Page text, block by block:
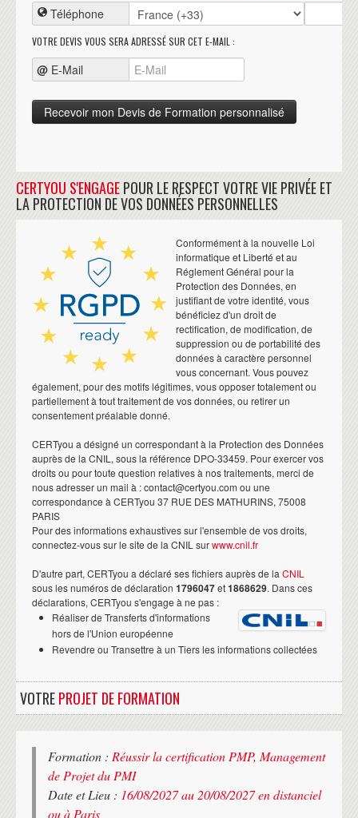
Téléphone
VOTRE DEVIS VOUS SERA ADRESSÉ SUR CET E-MAIL :
@ E-Mail
CERTYOU S'ENGAGEPOUR LE RESPECT VOTRE VIE PRIVÉE ET
LA PROTECTION DE VOS DONNÉES PERSONNELLES
Conformément à la nouvelle Loi
informatique et Liberté et au
Réglement Général pour la
Protection des Données, en
justifiant de votre identité, vous
bénéficiez d'un droit de
rectification, de modification, de
suppression ou de portabilité des
données à caractère personnel
vous concernant. Vous pouvez
également, pour des motifs légitimes, vous opposer totalement ou
partiellement à tout traitement de vos données, ou retirer un
consentement préalable donné.
CERTyou a désigné un correspondant à la Protection des Données
auprès de la CNIL, sous la référence DPO-33459. Pour exercer vos
droits ou pour toute question relatives à nos traitements, merci de
nous adresser un mail à : contact@certyou.com ou une
correspondance à CERTyou 37 RUE DES MATHURINS, 75008
PARIS
Pour des informations exhaustives sur l'ensemble de vos droits,
connectez-vous sur le site de la CNIL surwww.cnil.fr
D'autre part, CERTyou a déclaré ses fichiers auprès de la CNIL
sous les numéros de déclaration 1796047et1868629. Dans ces
déclarations, CERTyou s'engage à ne pas :
Réaliser de Transferts d'informations
hors de l'Union européenne
Revendre ou Transettre à un Tiers les informations collectées
VOTREPROJET DE FORMATION
Formation : Réussir la certification PMP, Management
de Projet du PMI
Date et Lieu : 16/08/2027 au 20/08/2027 en distanciel
ou à Paris